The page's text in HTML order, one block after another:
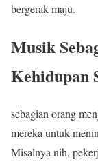
bergerak maju.
Musik
Kehidupan
sebagian orang
mereka untuk
Misalnya nih,